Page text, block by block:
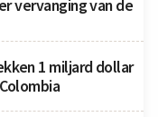
vervanging van de
1 miljard dollar